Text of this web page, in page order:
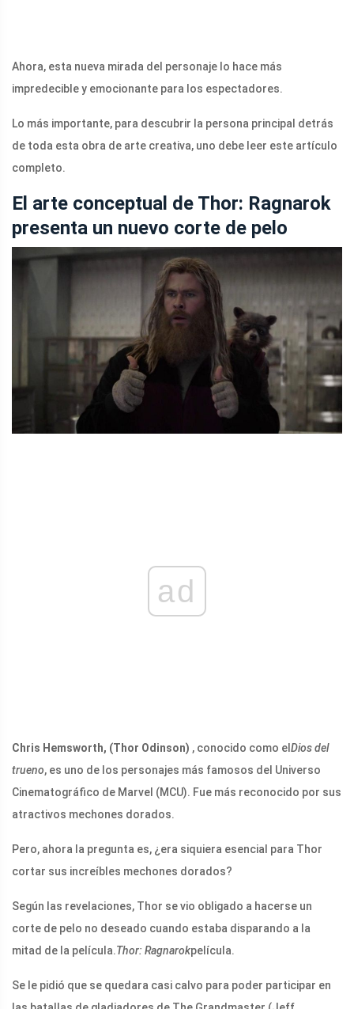
Ahora, esta nueva mirada del personaje lo hace más
impredecible y emocionante para los espectadores.
Lo más importante, para descubrir la persona principal detrás
de toda esta obra de arte creativa, uno debe leer este artículo
completo.
El arte conceptual de Thor: Ragnarok
presenta un nuevo corte de pelo
ad
Chris Hemsworth, (Thor Odinson) , conocido como el Dios del
trueno, es uno de los personajes más famosos del Universo
Cinematográfico de Marvel (MCU). Fue más reconocido por sus
atractivos mechones dorados.
Pero, ahora la pregunta es, ¿era siquiera esencial para Thor
cortar sus increíbles mechones dorados?
Según las revelaciones, Thor se vio obligado a hacerse un
corte de pelo no deseado cuando estaba disparando a la
mitad de la película.Thor: Ragnarokpelícula.
Se le pidió que se quedara casi calvo para poder participar en